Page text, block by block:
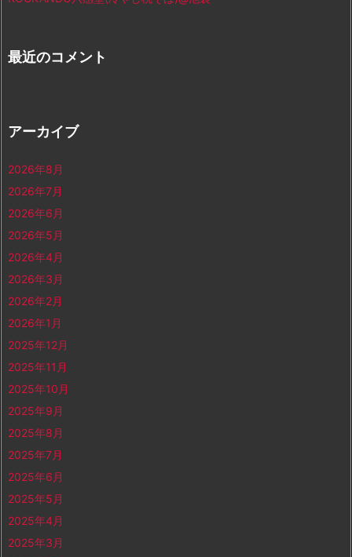
最近のコメント
アーカイブ
2026年8月
2026年7月
2026年6月
2026年5月
2026年4月
2026年3月
2026年2月
2026年1月
2025年12月
2025年11月
2025年10月
2025年9月
2025年8月
2025年7月
2025年6月
2025年5月
2025年4月
2025年3月